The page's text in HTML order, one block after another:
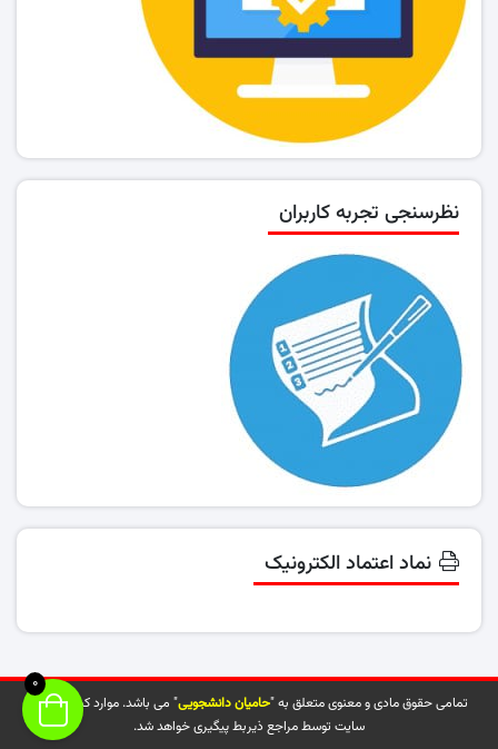
نظرسنجی تجربه کاربران
نماد اعتماد الکترونیک
تمامی حقوق مادی و معنوی متعلق به "حامیان دانشجویی" می باشد. موارد کپی شده از
سایت توسط مراجع ذیربط پیگیری خواهد شد.
0